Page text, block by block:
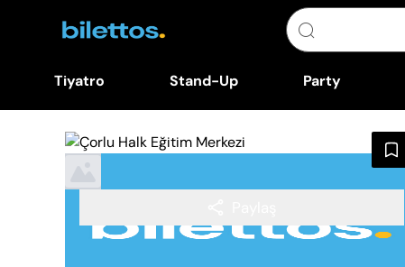
Tiyatro Stand-Up Party